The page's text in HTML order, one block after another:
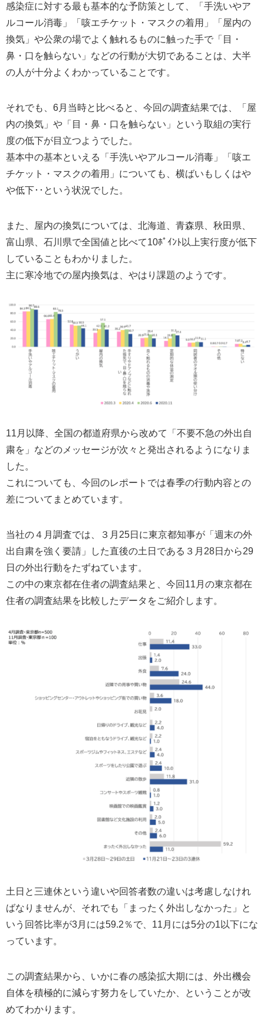
感染症に対する最も基本的な予防策として、「手洗いやア
ルコール消毒」「咳エチケット・マスクの着用」「屋内の
換気」や公衆の場でよく触れるものに触った手で「目・
鼻・口を触らない」などの行動が大切であることは、大半
の人が十分よくわかっていることです。
それでも、6月当時と比べると、今回の調査結果では、「屋
内の換気」や「目・鼻・口を触らない」という取組の実行
度の低下が目立つようでした。
基本中の基本といえる「手洗いやアルコール消毒」「咳エ
チケット・マスクの着用」についても、横ばいもしくはや
や低下･･という状況でした。
また、屋内の換気については、北海道、青森県、秋田県、
富山県、石川県で全国値と比べて10ﾎﾟｲﾝﾄ以上実行度が低下
していることもわかりました。
主に寒冷地での屋内換気は、やはり課題のようです。
11月以降、全国の都道府県から改めて「不要不急の外出自
粛を」などのメッセージが次々と発出されるようになりま
した。
これについても、今回のレポートでは春季の行動内容との
差についてまとめています。
当社の４月調査では、３月25日に東京都知事が「週末の外
出自粛を強く要請」した直後の土日である３月28日から29
日の外出行動をたずねています。
この中の東京都在住者の調査結果と、今回11月の東京都在
住者の調査結果を比較したデータをご紹介します。
土日と三連休という違いや回答者数の違いは考慮しなけれ
ばなりませんが、それでも「まったく外出しなかった」と
いう回答比率が3月には59.2％で、11月には5分の1以下にな
っています。
この調査結果から、いかに春の感染拡大期には、外出機会
自体を積極的に減らす努力をしていたか、ということが改
めてわかります。